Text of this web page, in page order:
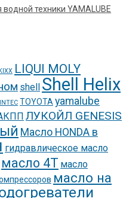
техники YAMALUBE
LIQUI MOLY
shell Shell Helix
TOYOTA yamalube
ЛУКОЙЛ GENESIS
Масло HONDA в
гидравлическое масло
масло 4Т масло
масло на